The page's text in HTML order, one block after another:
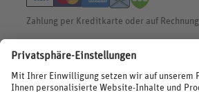
Zahlung per Kreditkarte oder auf Rechnung
BEWERTUNGEN